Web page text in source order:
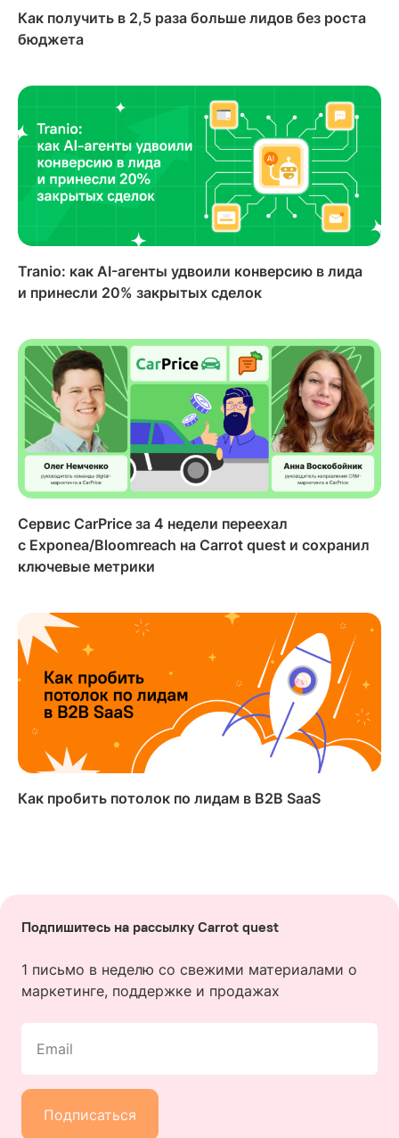
Как получить в 2,5 раза больше лидов без роста
бюджета
Tranio: как AI-агенты удвоили конверсию в лида
и принесли 20% закрытых сделок
Сервис CarPrice за 4 недели переехал
с Exponea/Bloomreach на Carrot quest и сохранил
ключевые метрики
Как пробить потолок по лидам в B2B SaaS
Подпишитесь на рассылку Carrot quest
1 письмо в неделю со свежими материалами о
маркетинге, поддержке и продажах
Email
Подписаться